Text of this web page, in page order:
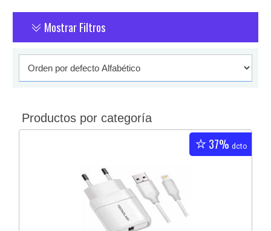
Mostrar Filtros
Productos por categoría
37% dcto